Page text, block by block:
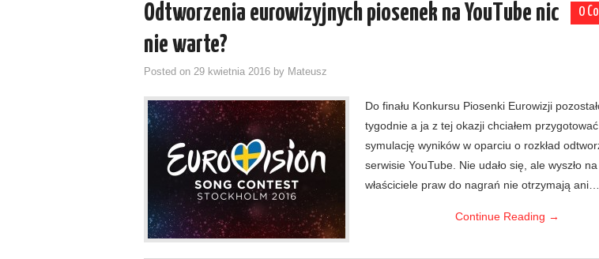
0
Odtworzenia eurowizyjnych piosenek na YouTube nic
nie warte?
Posted on 29 kwietnia 2016 by Mateusz
Do finału Konkursu Piosenki Eurowizji
tygodnie a ja z tej okazji chciałem przygotować
symulację wyników w oparciu o rozkład
serwisie YouTube. Nie udało się, ale wyszło
właściciele praw do nagrań nie otrzymają ani…
Continue Reading →